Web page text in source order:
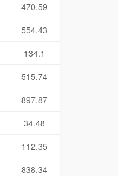
470.59
554.43
134.1
515.74
897.87
34.48
112.35
838.34